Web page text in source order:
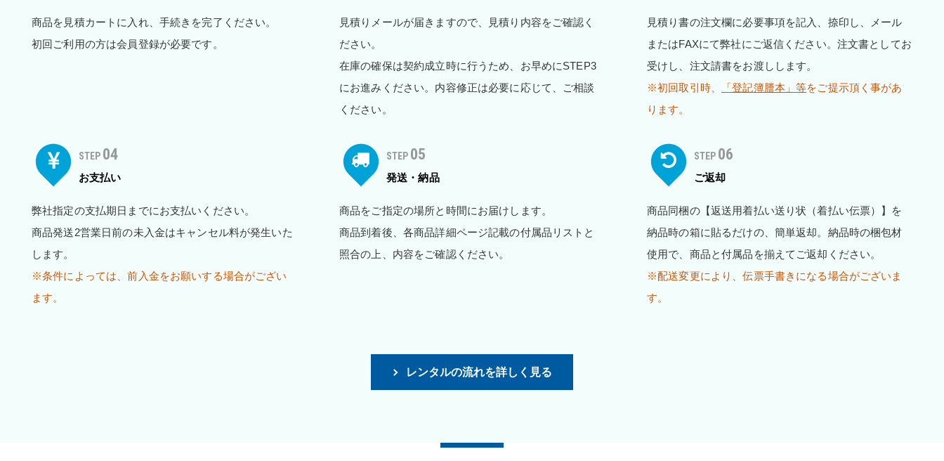
商品を見積カートに入れ、手続きを完了ください。
初回ご利用の方は会員登録が必要です。
見積りメールが届きますので、見積り内容をご確認く
ださい。
在庫の確保は契約成立時に行うため、お早めにSTEP3
にお進みください。内容修正は必要に応じて、ご相談
ください。
見積り書の注文欄に必要事項を記入、捺印し、メール
またはFAXにて弊社にご返信ください。注文書としてお
受けし、注文請書をお渡しします。
※初回取引時、
「登記簿謄本」等をご提示頂く事があ
ります。
STEP 04
お支払い
弊社指定の支払期日までにお支払いください。
商品発送2営業日前の未入金はキャンセル料が発生いた
します。
※条件によっては、前入金をお願いする場合がござい
ます。
STEP 05
発送・納品
商品をご指定の場所と時間にお届けします。
商品到着後、各商品詳細ページ記載の付属品リストと
照合の上、内容をご確認ください。
STEP 06
ご返却
商品同梱の【返送用着払い送り状（着払い伝票）】を
納品時の箱に貼るだけの、簡単返却。納品時の梱包材
使用で、商品と付属品を揃えてご返却ください。
※配送変更により、伝票手書きになる場合がございま
す。
レンタルの流れを詳しく見る